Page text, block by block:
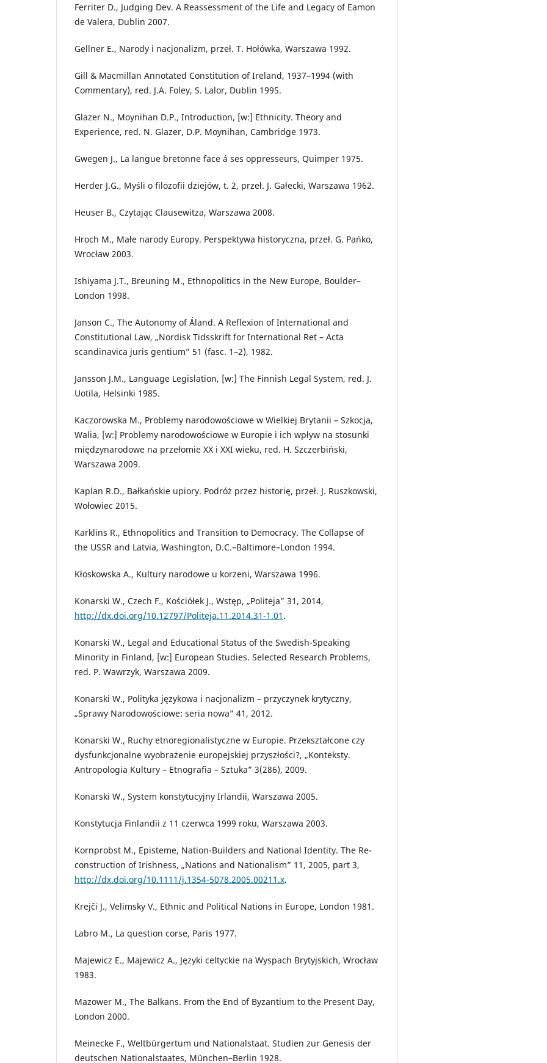
Ferriter D., Judging Dev. A Reassessment of the Life and Legacy of Eamon
de Valera, Dublin 2007.
Gellner E., Narody i nacjonalizm, przeł. T. Hołówka, Warszawa 1992.
Gill & Macmillan Annotated Constitution of Ireland, 1937–1994 (with
Commentary), red. J.A. Foley, S. Lalor, Dublin 1995.
Glazer N., Moynihan D.P., Introduction, [w:] Ethnicity. Theory and
Experience, red. N. Glazer, D.P. Moynihan, Cambridge 1973.
Gwegen J., La langue bretonne face á ses oppresseurs, Quimper 1975.
Herder J.G., Myśli o filozofii dziejów, t. 2, przeł. J. Gałecki, Warszawa 1962.
Heuser B., Czytając Clausewitza, Warszawa 2008.
Hroch M., Małe narody Europy. Perspektywa historyczna, przeł. G. Pańko,
Wrocław 2003.
Ishiyama J.T., Breuning M., Ethnopolitics in the New Europe, Boulder–
London 1998.
Janson C., The Autonomy of Ǻland. A Reflexion of International and
Constitutional Law, „Nordisk Tidsskrift for International Ret – Acta
scandinavica juris gentium” 51 (fasc. 1–2), 1982.
Jansson J.M., Language Legislation, [w:] The Finnish Legal System, red. J.
Uotila, Helsinki 1985.
Kaczorowska M., Problemy narodowościowe w Wielkiej Brytanii – Szkocja,
Walia, [w:] Problemy narodowościowe w Europie i ich wpływ na stosunki
międzynarodowe na przełomie XX i XXI wieku, red. H. Szczerbiński,
Warszawa 2009.
Kaplan R.D., Bałkańskie upiory. Podróż przez historię, przeł. J. Ruszkowski,
Wołowiec 2015.
Karklins R., Ethnopolitics and Transition to Democracy. The Collapse of
the USSR and Latvia, Washington, D.C.–Baltimore–London 1994.
Kłoskowska A., Kultury narodowe u korzeni, Warszawa 1996.
Konarski W., Czech F., Kościółek J., Wstęp, „Politeja” 31, 2014,
http://dx.doi.org/10.12797/Politeja.11.2014.31-1.01 .
Konarski W., Legal and Educational Status of the Swedish-Speaking
Minority in Finland, [w:] European Studies. Selected Research Problems,
red. P. Wawrzyk, Warszawa 2009.
Konarski W., Polityka językowa i nacjonalizm – przyczynek krytyczny,
„Sprawy Narodowościowe: seria nowa” 41, 2012.
Konarski W., Ruchy etnoregionalistyczne w Europie. Przekształcone czy
dysfunkcjonalne wyobrażenie europejskiej przyszłości?, „Konteksty.
Antropologia Kultury – Etnografia – Sztuka” 3(286), 2009.
Konarski W., System konstytucyjny Irlandii, Warszawa 2005.
Konstytucja Finlandii z 11 czerwca 1999 roku, Warszawa 2003.
Kornprobst M., Episteme, Nation-Builders and National Identity. The Re-
construction of Irishness, „Nations and Nationalism” 11, 2005, part 3,
http://dx.doi.org/10.1111/j.1354-5078.2005.00211.x.
Krejči J., Velimsky V., Ethnic and Political Nations in Europe, London 1981.
Labro M., La question corse, Paris 1977.
Majewicz E., Majewicz A., Języki celtyckie na Wyspach Brytyjskich, Wrocław
1983.
Mazower M., The Balkans. From the End of Byzantium to the Present Day,
London 2000.
Meinecke F., Weltbürgertum und Nationalstaat. Studien zur Genesis der
deutschen Nationalstaates, München–Berlin 1928.